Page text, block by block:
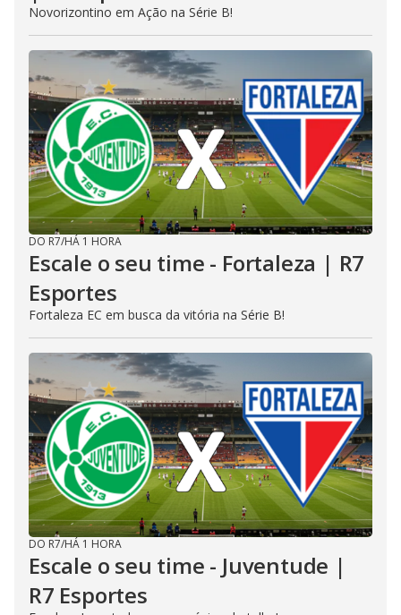
Novorizontino em Ação na Série B!
DO R7/HÁ 1 HORA
Escale o seu time - Fortaleza | R7
Esportes
Fortaleza EC em busca da vitória na Série B!
DO R7/HÁ 1 HORA
Escale o seu time - Juventude |
R7 Esportes